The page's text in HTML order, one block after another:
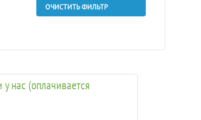
ОЧИСТИТЬ ФИЛЬТР
нас (оплачивается